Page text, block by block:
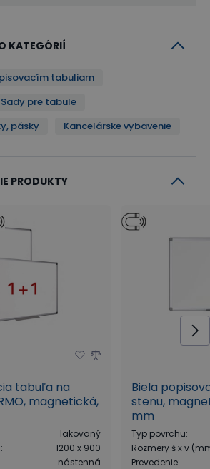
KATEGÓRIÍ
tabuliam
Sady pre tabule
pásky
Kancelárske vybavenie
PRODUKTY
tabuľa na
magnetická,
lakovaný
:
1200 x 900
nástenná
Biela
stenu,
mm
Typ povrchu:
Rozmery š x v
Prevedenie: